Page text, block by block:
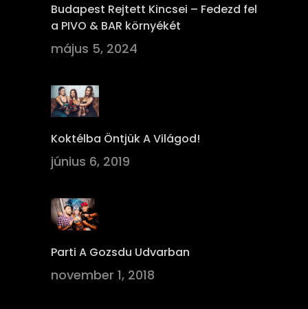
Budapest Rejtett Kincsei – Fedezd fel
a PIVO & BAR környékét
május 5, 2024
Koktélba Öntjük A Világod!
június 6, 2019
Parti A Gozsdu Udvarban
november 1, 2018